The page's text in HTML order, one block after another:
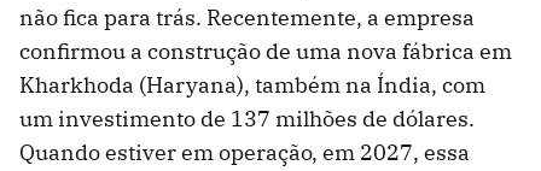
não fica para trás. Recentemente, a empresa
confirmou a construção de uma nova fábrica em
Kharkhoda (Haryana), também na Índia, com
um investimento de 137 milhões de dólares.
Quando estiver em operação, em 2027, essa